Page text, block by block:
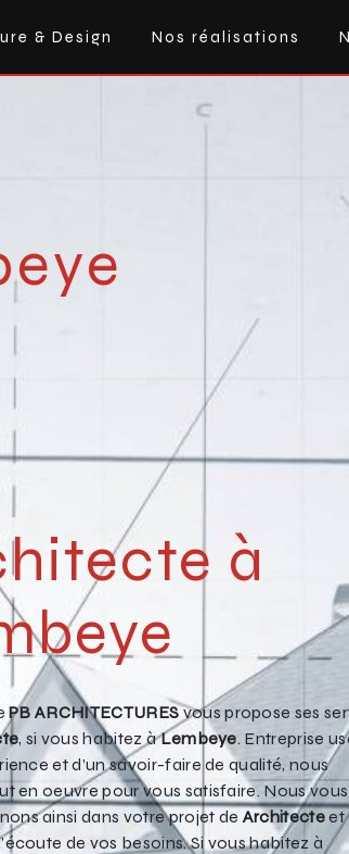
& Design Nos réalisations
à
PB ARCHITECTURESvous propose ses
, si vous habitez àLembeye. Entreprise
et d’un savoir-faire de qualité, nous
en oeuvre pour vous satisfaire. Nous vous
ainsi dans votre projet deArchitecteet
de vos besoins. Si vous habitez à